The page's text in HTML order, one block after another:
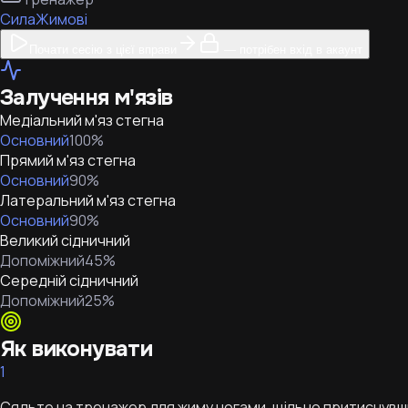
СилаЖимові
Залучення м'язів
Медіальний м'яз стегна
Основний100%
Прямий м'яз стегна
Основний90%
Латеральний м'яз стегна
Основний90%
Великий сідничний
Допоміжний45%
Середній сідничний
Допоміжний25%
Як виконувати
1